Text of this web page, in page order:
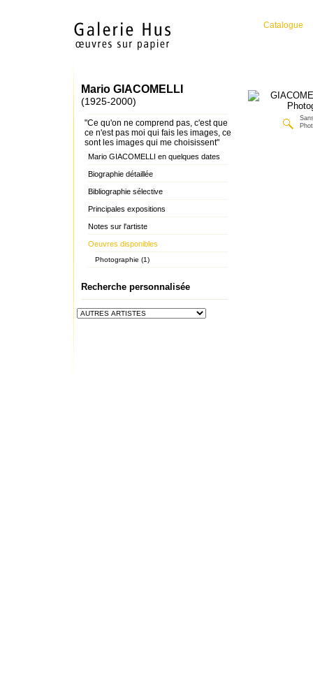
Catalogue
Mario GIACOMELLI
(1925-2000)
"Ce qu'on ne comprend pas, c'est que
ce n'est pas moi qui fais les images, ce
sont les images qui me choisissent"
Mario GIACOMELLI en quelques dates
Biographie détaillée
Bibliographie sélective
Principales expositions
Notes sur l'artiste
Oeuvres disponibles
Photographie (1)
Recherche personnalisée